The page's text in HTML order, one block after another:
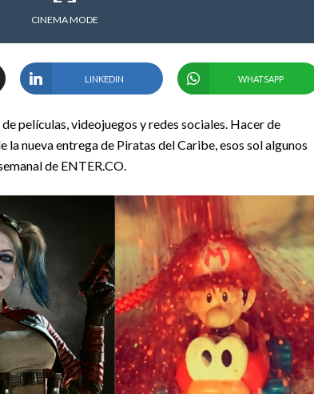
CINEMA MODE
LINKEDIN WHATSAPP
películas, videojuegos y redes sociales. Hacer de
nueva entrega de Piratas del Caribe, esos sol algunos
de ENTER.CO.